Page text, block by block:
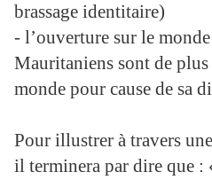
brassage identitaire)
- l’ouverture sur le
Mauritaniens sont de
monde pour cause de sa
Pour illustrer à travers
il terminera par dire que :